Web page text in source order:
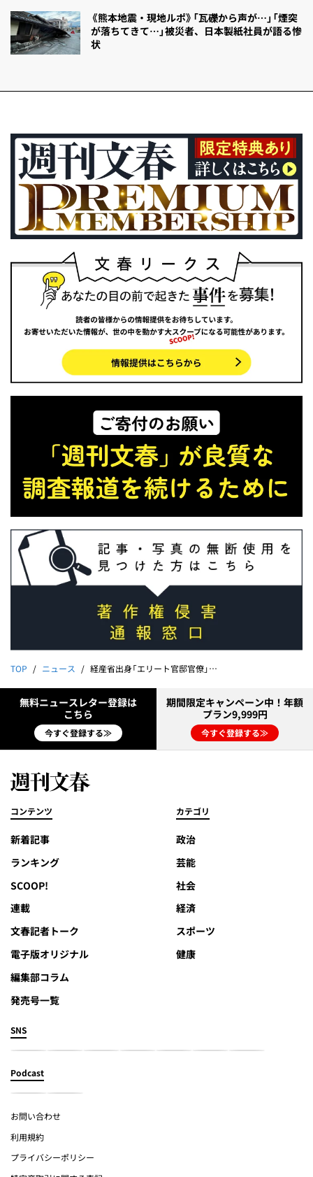
《熊本地震・現地ルポ》「瓦礫から声が…」「煙突
が落ちてきて…」被災者、日本製紙社員が語る惨
状
TOP ニュース 経産省出身「エリート官邸官僚」が若手女性記者へのセクハラで姿を消した《本人を直撃すると…》
無料ニュースレター登録は
こちら
今すぐ登録する≫
期間限定キャンペーン中！年額
プラン9,999円
今すぐ登録する≫
コンテンツ
新着記事
ランキング
SCOOP!
連載
文春記者トーク
電子版オリジナル
編集部コラム
発売号一覧
カテゴリ
政治
芸能
社会
経済
スポーツ
健康
SNS
Podcast
お問い合わせ
利用規約
プライバシーポリシー